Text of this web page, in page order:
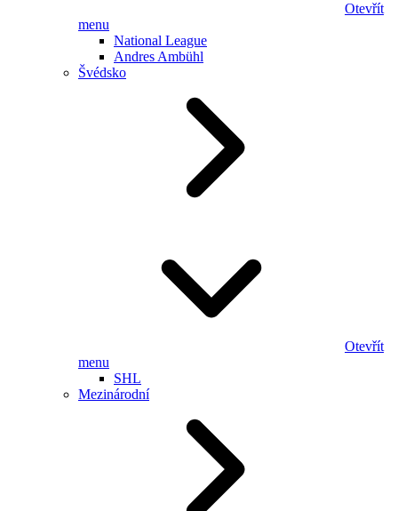
Otevřít
menu
National League
Andres Ambühl
Švédsko
Otevřít
menu
SHL
Mezinárodní